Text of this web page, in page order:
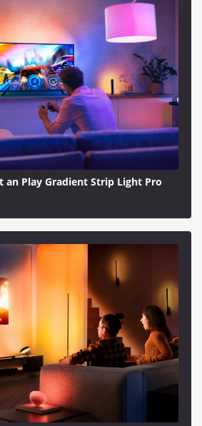
an Play Gradient Strip Light Pro